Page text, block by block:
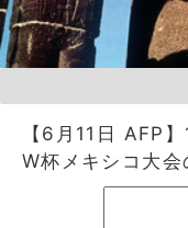
【6月11日 AFP
W杯メキシコ大会